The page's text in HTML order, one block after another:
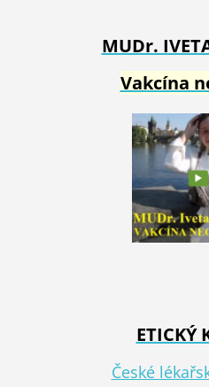
MUDr.
Vakcína
ETICKÝ
České